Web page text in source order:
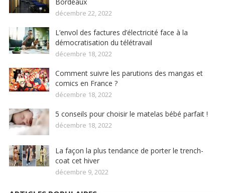
décembre 22, 2022
L’envol des factures d’électricité face à la
démocratisation du télétravail
décembre 18, 2022
Comment suivre les parutions des mangas et
comics en France ?
décembre 18, 2022
5 conseils pour choisir le matelas bébé parfait !
décembre 18, 2022
La façon la plus tendance de porter le trench-
coat cet hiver
décembre 9, 2022